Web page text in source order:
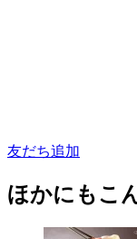
友だち追加
ほかにもこ